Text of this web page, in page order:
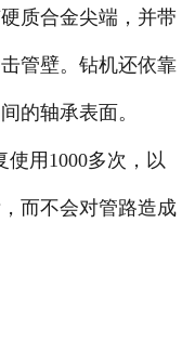
质合金尖端，并带
管壁。钻机还依靠
的轴承表面。
用1000多次，以
而不会对管路造成